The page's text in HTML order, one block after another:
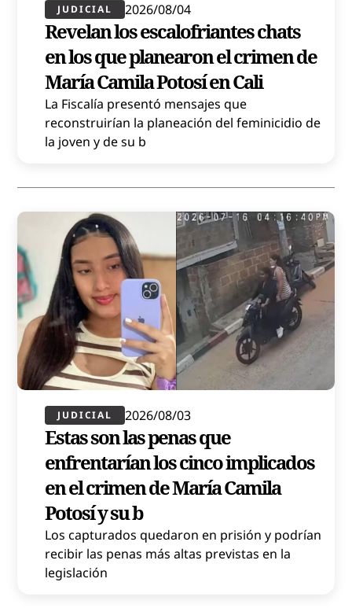
JUDICIAL 2026/08/04
Revelan los escalofriantes chats
en los que planearon el crimen de
María Camila Potosí en Cali
La Fiscalía presentó mensajes que
reconstruirían la planeación del feminicidio de
la joven y de su b
JUDICIAL 2026/08/03
Estas son las penas que
enfrentarían los cinco implicados
en el crimen de María Camila
Potosí y su b
Los capturados quedaron en prisión y podrían
recibir las penas más altas previstas en la
legislación